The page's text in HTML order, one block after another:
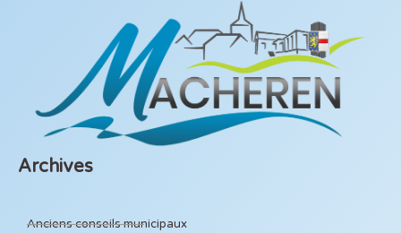
Archives
Anciens conseils municipaux